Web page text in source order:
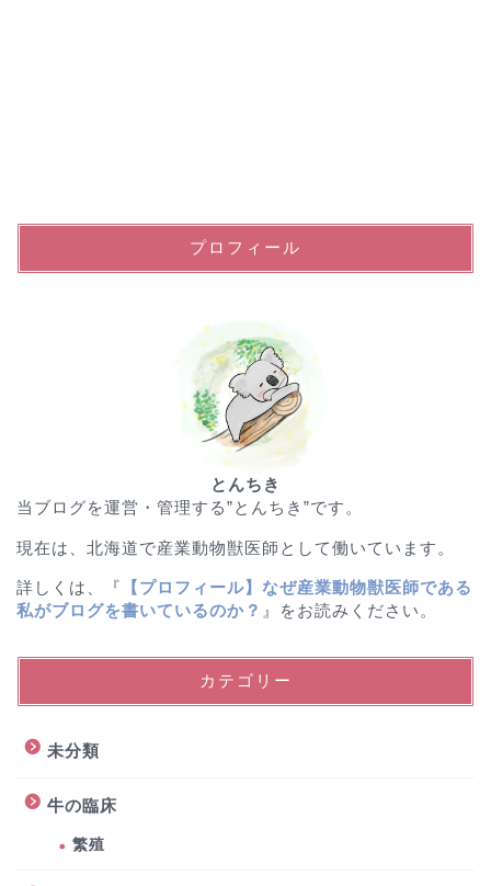
プロフィール
とんちき
当ブログを運営・管理する”とんちき”です。
現在は、北海道で産業動物獣医師として働いています。
詳しくは、『
【プロフィール】なぜ産業動物獣医師である
私がブログを書いているのか？ 』をお読みください。
カテゴリー
未分類
牛の臨床
繁殖